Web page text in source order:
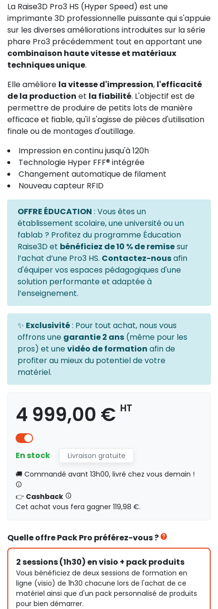
La Raise3D Pro3 HS (Hyper Speed) est une
imprimante 3D professionnelle puissante qui s'appuie
sur les diverses améliorations introduites sur la série
phare Pro3 précédemment tout en apportant une
combinaison haute vitesse et matériaux
techniques unique.
Elle améliore la vitesse d'impression, l'efficacité
de la production et la fiabilité. L'objectif est de
permettre de produire de petits lots de manière
efficace et fiable, qu'il s'agisse de pièces d'utilisation
finale ou de montages d'outillage.
Impression en continu jusqu'à 120h
Technologie Hyper FFF® intégrée
Changement automatique de filament
Nouveau capteur RFID
OFFRE ÉDUCATION : Vous êtes un
établissement scolaire, une université ou un
fablab ? Profitez du programme Éducation
Raise3D et bénéficiez de 10 % de remisesur
l’achat d’une Pro3 HS. Contactez-nousafin
d'équiper vos espaces pédagogiques d'une
solution performante et adaptée à
l’enseignement.
✨ Exclusivité: Pour tout achat, nous vous
offrons une garantie 2 ans (même pour les
pros) et unevidéo de formation afin de
profiter au mieux du potentiel de votre
matériel.
4 999,00 € HT
En stock
Livraison gratuite
🚚 Commandé avant 13h00, livré chez vous demain !
👉 Cashback
Cet achat vous fera gagner 119,98 €.
Quelle offre Pack Pro préférez-vous ?
2 sessions (1h30) en visio + pack produits
Vous bénéficiez de deux sessions de formation en
ligne (visio) de 1h30 chacune lors de l'achat de ce
matériel ainsi que d'un pack personnalisé de produits
pour bien démarrer.